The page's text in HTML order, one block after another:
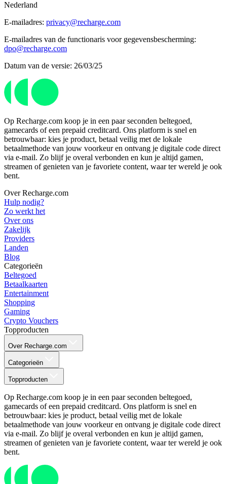
Nederland
E-mailadres: privacy@recharge.com
E-mailadres van de functionaris voor gegevensbescherming:
dpo@recharge.com
Datum van de versie: 26/03/25
Op Recharge.com koop je in een paar seconden beltegoed,
gamecards of een prepaid creditcard. Ons platform is snel en
betrouwbaar: kies je product, betaal veilig met de lokale
betaalmethode van jouw voorkeur en ontvang je digitale code direct
via e-mail. Zo blijf je overal verbonden en kun je altijd gamen,
streamen of genieten van je favoriete content, waar ter wereld je ook
bent.
Over Recharge.com
Hulp nodig?
Zo werkt het
Over ons
Zakelijk
Providers
Landen
Blog
Categorieën
Beltegoed
Betaalkaarten
Entertainment
Shopping
Gaming
Crypto Vouchers
Topproducten
Over Recharge.com
Categorieën
Topproducten
Op Recharge.com koop je in een paar seconden beltegoed,
gamecards of een prepaid creditcard. Ons platform is snel en
betrouwbaar: kies je product, betaal veilig met de lokale
betaalmethode van jouw voorkeur en ontvang je digitale code direct
via e-mail. Zo blijf je overal verbonden en kun je altijd gamen,
streamen of genieten van je favoriete content, waar ter wereld je ook
bent.